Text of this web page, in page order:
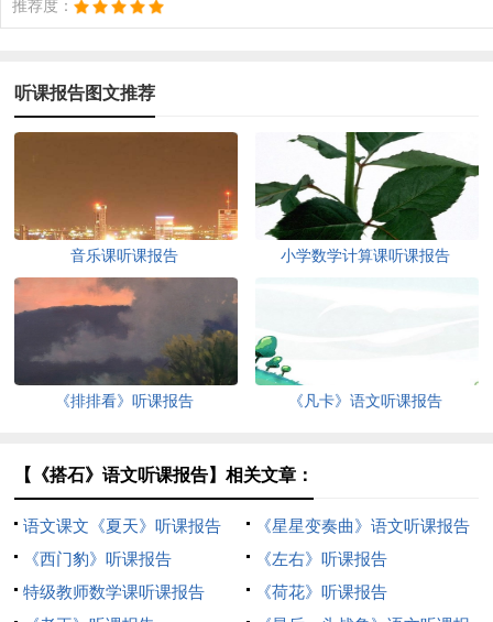
推荐度：
听课报告图文推荐
音乐课听课报告 小学数学计算课听课报告
《排排看》听课报告 《凡卡》语文听课报告
【《搭石》语文听课报告】相关文章：
语文课文《夏天》听课报告
《星星变奏曲》语文听课报告
《西门豹》听课报告
《左右》听课报告
特级教师数学课听课报告
《荷花》听课报告